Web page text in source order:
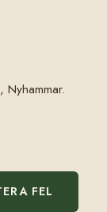
Nyhammar.
FEL